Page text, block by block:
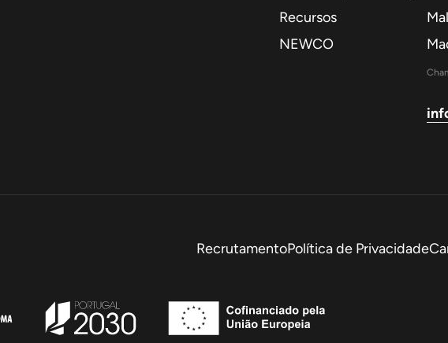
Recursos
NEWCO
RecrutamentoPolítica de Privacidade